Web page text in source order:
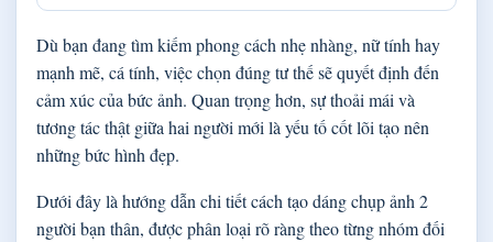
Dù bạn đang tìm kiếm phong cách nhẹ nhàng, nữ tính hay
mạnh mẽ, cá tính, việc chọn đúng tư thế sẽ quyết định đến
cảm xúc của bức ảnh. Quan trọng hơn, sự thoải mái và
tương tác thật giữa hai người mới là yếu tố cốt lõi tạo nên
những bức hình đẹp.
Dưới đây là hướng dẫn chi tiết cách tạo dáng chụp ảnh 2
người bạn thân, được phân loại rõ ràng theo từng nhóm đối